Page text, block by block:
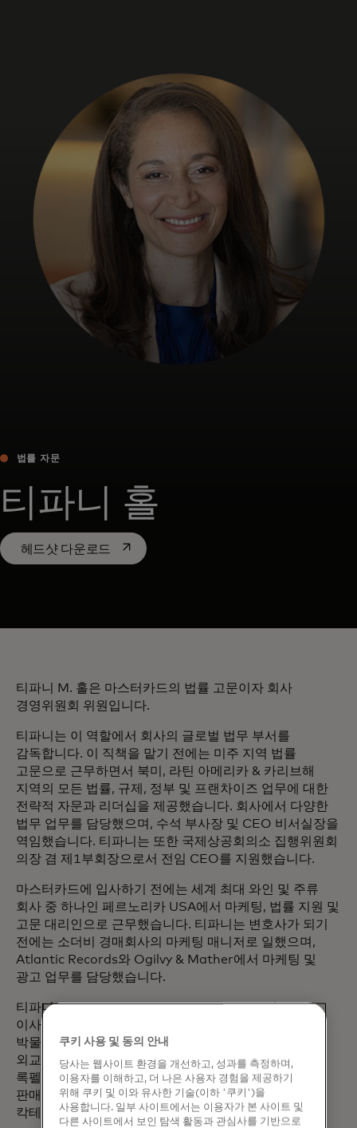
비즈니스 고객
모두를 위한 가치
이노베이터
뉴스 & 인사이트
법률 자문
티파니 홀
헤드샷 다운로드 새 탭에서 열림
티파니 M. 홀은 마스터카드의 법률 고문이자 회사
경영위원회 위원입니다.
티파니는 이 역할에서 회사의 글로벌 법무 부서를
감독합니다. 이 직책을 맡기 전에는 미주 지역 법률
고문으로 근무하면서 북미, 라틴 아메리카 & 카리브해
지역의 모든 법률, 규제, 정부 및 프랜차이즈 업무에 대한
전략적 자문과 리더십을 제공했습니다. 회사에서 다양한
법무 업무를 담당했으며, 수석 부사장 및 CEO 비서실장을
역임했습니다. 티파니는 또한 국제상공회의소 집행위원회
의장 겸 제1부회장으로서 전임 CEO를 지원했습니다.
마스터카드에 입사하기 전에는 세계 최대 와인 및 주류
회사 중 하나인 페르노리카 USA에서 마케팅, 법률 지원 및
고문 대리인으로 근무했습니다. 티파니는 변호사가 되기
전에는 소더비 경매회사의 마케팅 매니저로 일했으며,
Atlantic Records와 Ogilvy & Mather에서 마케팅 및
광고 업무를 담당했습니다.
티파니는 Monster Beverage Corporation의
이사회에서 활동하고 있습니다. 또한 맨해튼 어린이
박물관의 이사로도 활동하고 있습니다. 티파니는
외교관계위원회 위원이며 뉴욕시 파트너십의 데이비드
록펠러 펠로우입니다. 엠파워 코스모폴리탄 마티니를
판매하고 홍보하는 바로 따르는 칵테일 브랜드인 엠파워
칵테일의 창립자이자 소유주입니다.
쿠키 사용 및 동의 안내
당사는 웹사이트 환경을 개선하고, 성과를 측정하며,
이용자를 이해하고, 더 나은 사용자 경험을 제공하기
위해 쿠키 및 이와 유사한 기술(이하 '쿠키')을
사용합니다. 일부 사이트에서는 이용자가 본 사이트 및
다른 사이트에서 보인 탐색 활동과 관심사를 기반으로